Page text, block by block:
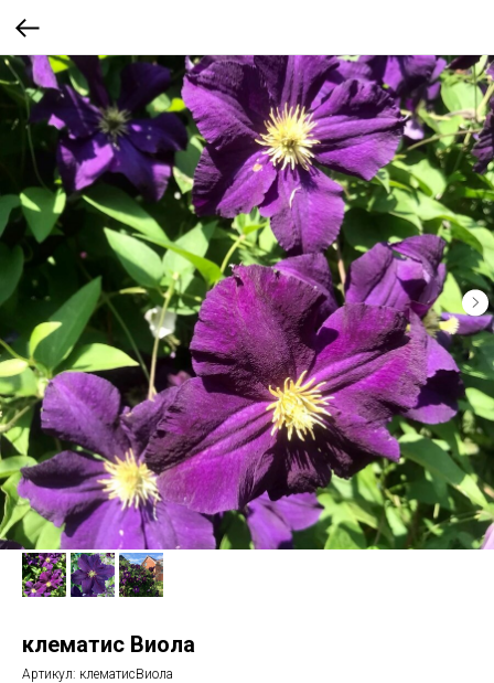
клематис Виола
Артикул: клематисВиола